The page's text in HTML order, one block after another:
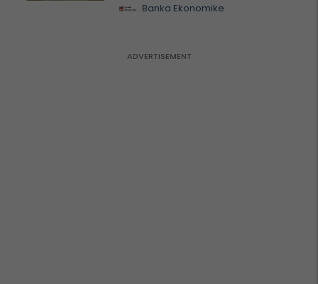
Banka Ekonomike